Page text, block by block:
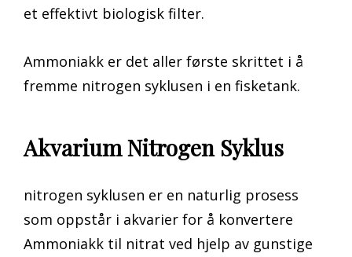
et effektivt biologisk filter.
Ammoniakk er det aller første skrittet i å
fremme nitrogen syklusen i en fisketank.
Akvarium Nitrogen Syklus
nitrogen syklusen er en naturlig prosess
som oppstår i akvarier for å konvertere
Ammoniakk til nitrat ved hjelp av gunstige